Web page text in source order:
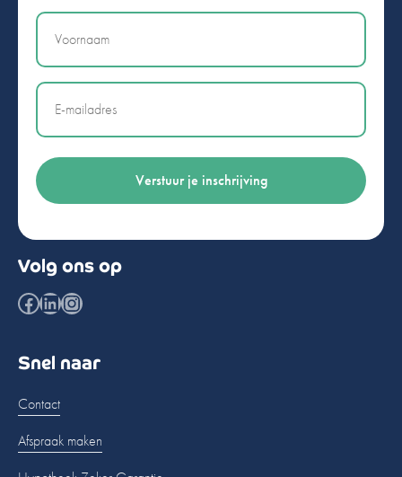
Naam
Email
Volg ons op
Facebook
LinkedIn
Instagram
Snel naar
Contact
Afspraak maken